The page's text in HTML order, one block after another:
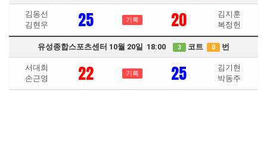
김동선
김현우
25 기록 20
김지훈
복정헌
유성종합스포츠센터 10월 20일 18:00 3 코트 0 번
서대희
손근영
22 기록 25
김기현
박동주